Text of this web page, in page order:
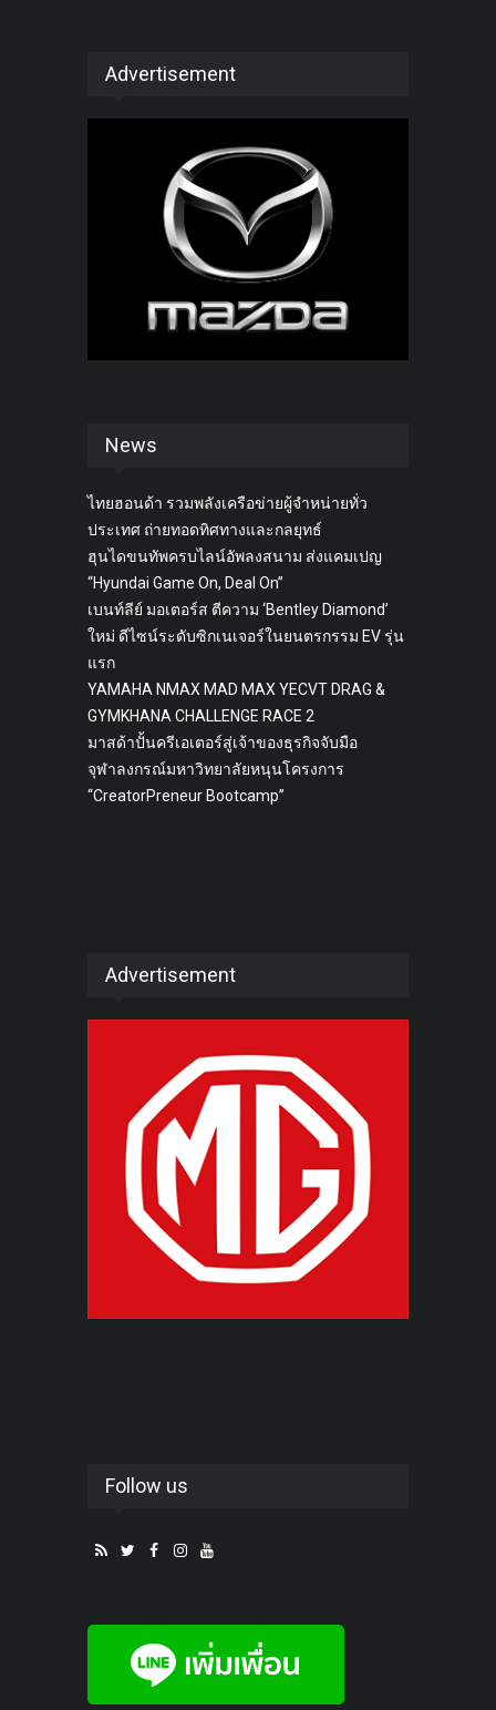
Advertisement
News
ไทยฮอนด้า รวมพลังเครือข่ายผู้จำหน่ายทั่ว
ประเทศ ถ่ายทอดทิศทางและกลยุทธ์
ฮุนไดขนทัพครบไลน์อัพลงสนาม ส่งแคมเปญ
“Hyundai Game On, Deal On”
เบนท์ลีย์ มอเตอร์ส ตีความ ‘Bentley Diamond’
ใหม่ ดีไซน์ระดับซิกเนเจอร์ในยนตรกรรม EV รุ่น
แรก
YAMAHA NMAX MAD MAX YECVT DRAG &
GYMKHANA CHALLENGE RACE 2
มาสด้าปั้นครีเอเตอร์สู่เจ้าของธุรกิจจับมือ
จุฬาลงกรณ์มหาวิทยาลัยหนุนโครงการ
“CreatorPreneur Bootcamp”
Advertisement
Follow us